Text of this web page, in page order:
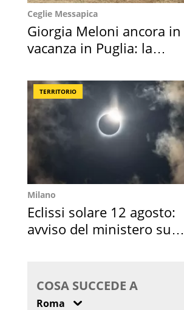
Ceglie Messapica
Giorgia Meloni ancora in
vacanza in Puglia: la
TERRITORIO
Milano
Eclissi solare 12 agosto:
avviso del ministero su